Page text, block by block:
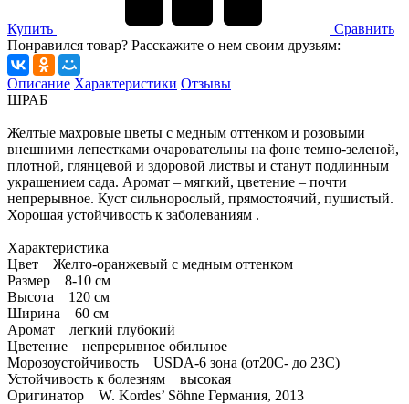
Купить
Сравнить
Понравился товар? Расскажите о нем своим друзьям:
Описание Характеристики Отзывы
ШРАБ
Желтые махровые цветы с медным оттенком и розовыми
внешними лепестками очаровательны на фоне темно-зеленой,
плотной, глянцевой и здоровой листвы и станут подлинным
украшением сада. Аромат – мягкий, цветение – почти
непрерывное. Куст сильнорослый, прямостоячий, пушистый.
Хорошая устойчивость к заболеваниям .
Характеристика
Цвет Желто-оранжевый с медным оттенком
Размер 8-10 см
Высота 120 см
Ширина 60 см
Аромат легкий глубокий
Цветение непрерывное обильное
Морозоустойчивость USDA-6 зона (от20С- до 23С)
Устойчивость к болезням высокая
Оригинатор W. Kordes’ Söhne Германия, 2013